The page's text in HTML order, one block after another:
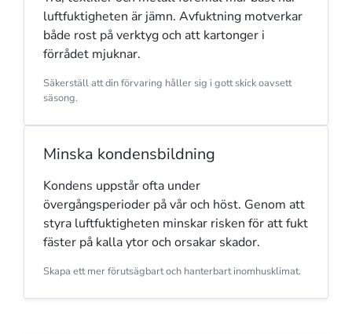
luftfuktigheten är jämn. Avfuktning motverkar
både rost på verktyg och att kartonger i
förrådet mjuknar.
Säkerställ att din förvaring håller sig i gott skick oavsett
säsong.
Minska kondensbildning
Kondens uppstår ofta under
övergångsperioder på vår och höst. Genom att
styra luftfuktigheten minskar risken för att fukt
fäster på kalla ytor och orsakar skador.
Skapa ett mer förutsägbart och hanterbart inomhusklimat.